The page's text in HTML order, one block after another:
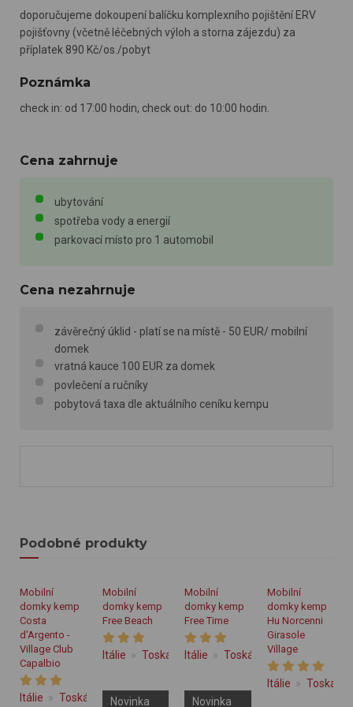
doporučujeme dokoupení balíčku komplexního pojištění ERV
pojišťovny (včetně léčebných výloh a storna zájezdu) za
příplatek 890 Kč/os./pobyt
Poznámka
check in: od 17:00 hodin, check out: do 10:00 hodin.
Cena zahrnuje
ubytování
spotřeba vody a energií
parkovací místo pro 1 automobil
Cena nezahrnuje
závěrečný úklid - platí se na místě - 50 EUR/ mobilní
domek
vratná kauce 100 EUR za domek
povlečení a ručníky
pobytová taxa dle aktuálního ceníku kempu
Podobné produkty
Mobilní
domky kemp
Costa
d'Argento -
Village Club
Capalbio
Itálie Toskánsko
Mobilní
domky kemp
Free Beach
Itálie Toskánsko
Novinka
Mobilní
domky kemp
Free Time
Itálie Toskánsko
Novinka
Mobilní
domky kemp
Hu Norcenni
Girasole
Village
Itálie